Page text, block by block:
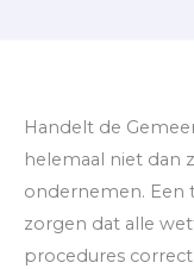
Handelt de
helemaal niet dan
ondernemen. Een
zorgen dat alle
procedures